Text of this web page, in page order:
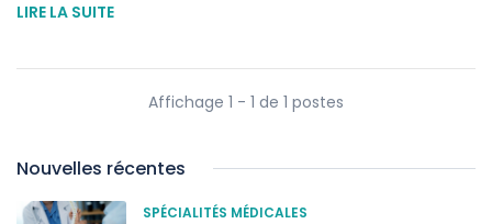
LIRE LA SUITE
Affichage 1 - 1 de 1 postes
Nouvelles récentes
SPÉCIALITÉS MÉDICALES